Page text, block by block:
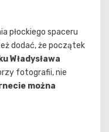
płockiego spaceru
dodać, że początek
Władysława
fotografii, nie
można